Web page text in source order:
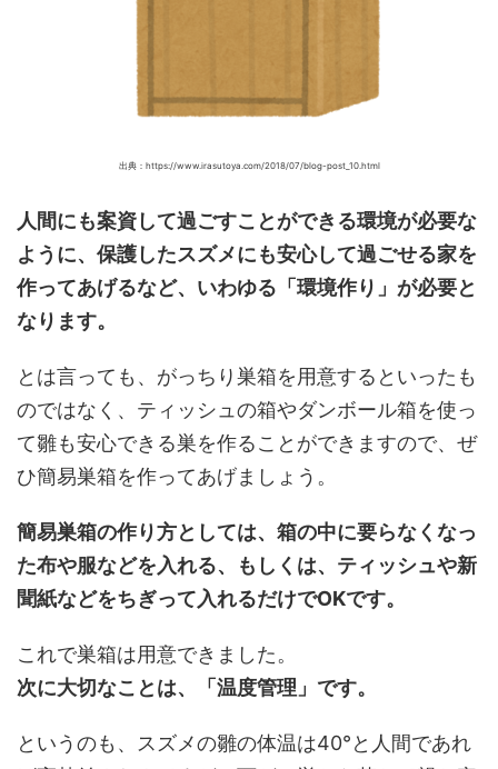
出典：https://www.irasutoya.com/2018/07/blog-post_10.html
人間にも案資して過ごすことができる環境が必要な
ように、保護したスズメにも安心して過ごせる家を
作ってあげるなど、いわゆる「環境作り」が必要と
なります。
とは言っても、がっちり巣箱を用意するといったも
のではなく、ティッシュの箱やダンボール箱を使っ
て雛も安心できる巣を作ることができますので、ぜ
ひ簡易巣箱を作ってあげましょう。
簡易巣箱の作り方としては、箱の中に要らなくなっ
た布や服などを入れる、もしくは、ティッシュや新
聞紙などをちぎって入れるだけでOKです。
これで巣箱は用意できました。
次に大切なことは、「温度管理」です。
というのも、 スズメの雛の体温は40°と人間であれ